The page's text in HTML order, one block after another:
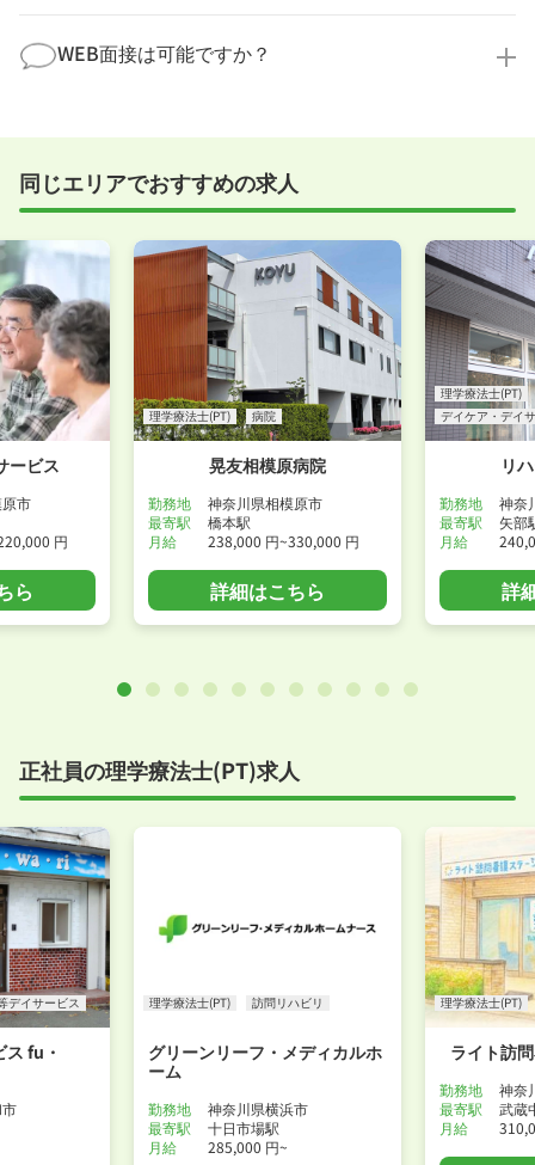
ださい！
まで、一からサポートいたします。「転職を考え始め
たばかり」「何から始めればいいか分からない」とい
WEB面接は可能ですか？
すめしていますが、企業様によってはWEB面接を導入
事前に確認することは可能ですので、お気軽にお申し
付けください！
同じエリアでおすすめの求人
ービス
市
円
ら
理学療法士(PT) 病院
晃友相模原病院
勤務地
神奈川県相模原市
最寄駅
橋本駅
月給
238,000 円~330,000 円
詳細はこちら
理学療法士(PT)
デイケア・デイ
リ
勤務地
神奈
最寄駅
矢部
月給
詳
正社員の理学療法士(PT)求人
デイサービス
fu・
理学療法士(PT) 訪問リハビリ
グリーンリーフ・メディカルホ
ーム
勤務地
神奈川県横浜市
最寄駅
十日市場駅
月給
285,000 円~
理学療法士(PT)
ライト訪
勤務地
神奈
最寄駅
武蔵
月給